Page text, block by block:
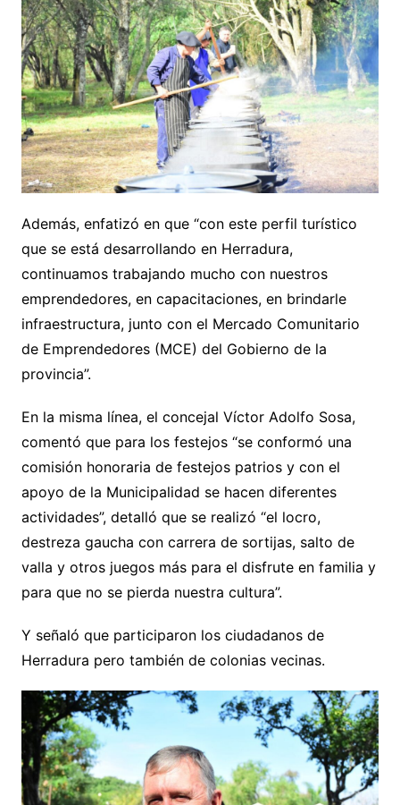
Además, enfatizó en que “con este perfil turístico
que se está desarrollando en Herradura,
continuamos trabajando mucho con nuestros
emprendedores, en capacitaciones, en brindarle
infraestructura, junto con el Mercado Comunitario
de Emprendedores (MCE) del Gobierno de la
provincia”.
En la misma línea, el concejal Víctor Adolfo Sosa,
comentó que para los festejos “se conformó una
comisión honoraria de festejos patrios y con el
apoyo de la Municipalidad se hacen diferentes
actividades”, detalló que se realizó “el locro,
destreza gaucha con carrera de sortijas, salto de
valla y otros juegos más para el disfrute en familia y
para que no se pierda nuestra cultura”.
Y señaló que participaron los ciudadanos de
Herradura pero también de colonias vecinas.